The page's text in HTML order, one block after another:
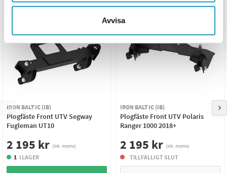
Avvisa
IRON BALTIC (IB)
Plogfäste Front UTV Segway
Fugleman UT10
2 195 kr (ink. moms)
1 I LAGER
IRON BALTIC (IB)
Plogfäste Front UTV Polaris
Ranger 1000 2018+
2 195 kr (ink. moms)
TILLFÄLLIGT SLUT